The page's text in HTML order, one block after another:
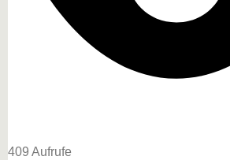
409 Aufrufe